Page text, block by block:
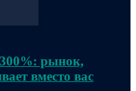
рынок,
вместо вас